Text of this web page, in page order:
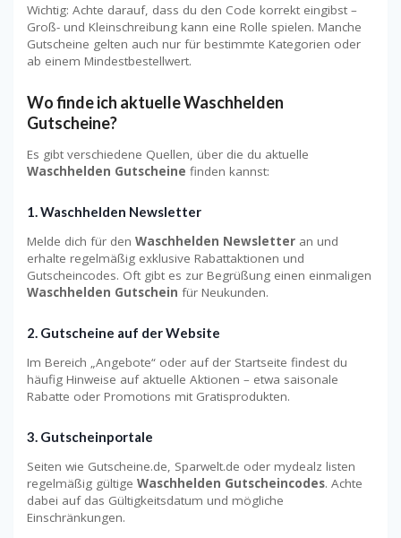
Wichtig: Achte darauf, dass du den Code korrekt eingibst –
Groß- und Kleinschreibung kann eine Rolle spielen. Manche
Gutscheine gelten auch nur für bestimmte Kategorien oder
ab einem Mindestbestellwert.
Wo finde ich aktuelle Waschhelden
Gutscheine?
Es gibt verschiedene Quellen, über die du aktuelle
Waschhelden Gutscheine finden kannst:
1.Waschhelden Newsletter
Melde dich für den Waschhelden Newsletter an und
erhalte regelmäßig exklusive Rabattaktionen und
Gutscheincodes. Oft gibt es zur Begrüßung einen einmaligen
Waschhelden Gutschein für Neukunden.
2. Gutscheine auf der Website
Im Bereich „Angebote“ oder auf der Startseite findest du
häufig Hinweise auf aktuelle Aktionen – etwa saisonale
Rabatte oder Promotions mit Gratisprodukten.
3. Gutscheinportale
Seiten wie Gutscheine.de, Sparwelt.de oder mydealz listen
regelmäßig gültige Waschhelden Gutscheincodes. Achte
dabei auf das Gültigkeitsdatum und mögliche
Einschränkungen.